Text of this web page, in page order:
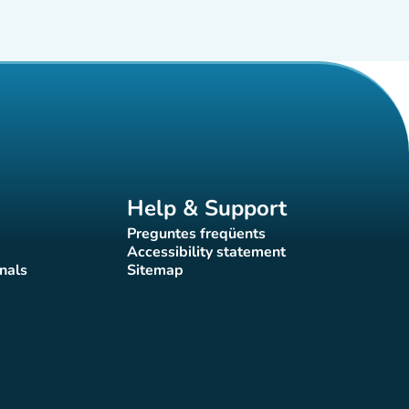
Help & Support
Preguntes freqüents
(new tab)
Accessibility statement
(new tab)
Sitemap(new tab)